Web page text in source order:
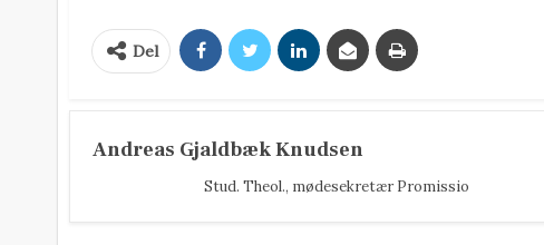
Del
Andreas Gjaldbæk Knudsen
Stud. Theol., mødesekretær Promissio